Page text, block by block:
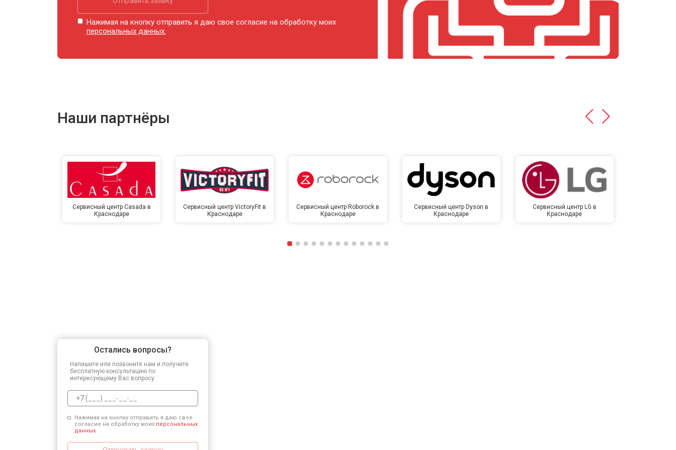
Ремонт купюроприемника от 120 мин Заказать
от 4500 ₽ Заказать
Нажимая на кнопку отправить я даю свое согласие на обработку моих
персональных данных.
Наши партнёры
Сервисный центр Casada в
Краснодаре
Сервисный центр VictoryFit в
Краснодаре
Сервисный центр Roborock в
Краснодаре
Сервисный центр Dyson в
Краснодаре
Сервисный центр LG в
Краснодаре
Остались вопросы?
Напишите или позвоните нам и получите
бесплатную консультацию по
интересующему Вас вопросу.
Нажимая на кнопку отправить я даю свое
согласие на обработку моих персональных
данных.